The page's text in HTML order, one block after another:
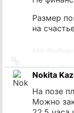
Размер
на
на
источник
Nokita
На позе
Можно